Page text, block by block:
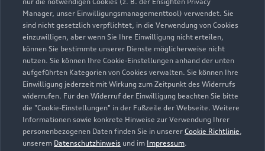
Manager, unser Einwilligungsmanagementtool) verwendet. Sie
sind nicht gesetzlich verpflichtet, in die Verwendung von Cookies
einzuwilligen, aber wenn Sie Ihre Einwilligung nicht erteilen,
können Sie bestimmte unserer Dienste möglicherweise nicht
nutzen. Sie können Ihre Cookie-Einstellungen anhand der unten
aufgeführten Kategorien von Cookies verwalten. Sie können Ihre
Einwilligung jederzeit mit Wirkung zum Zeitpunkt des Widerrufs
widerrufen. Für den Widerruf der Einwilligung beachten Sie bitte
die "Cookie-Einstellungen" in der Fußzeile der Webseite. Weitere
Informationen sowie konkrete Hinweise zur Verwendung Ihrer
personenbezogenen Daten finden Sie in unserer Cookie Richtlinie,
unserem Datenschutzhinweis und im Impressum.
Serviceberater kontaktieren
Servicetermin vereinbaren